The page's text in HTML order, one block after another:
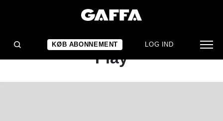
KØB ABONNEMENT LOG IND
KONCERTANMELDELSE
Aerosmith: Just Push
Play